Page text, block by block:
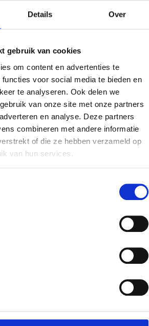
Details Over
gebruik van cookies
om content en advertenties te
voor social media te bieden en
te analyseren. Ook delen we
van onze site met onze partners
en analyse. Deze partners
combineren met andere informatie
of die ze hebben verzameld op
van hun services.